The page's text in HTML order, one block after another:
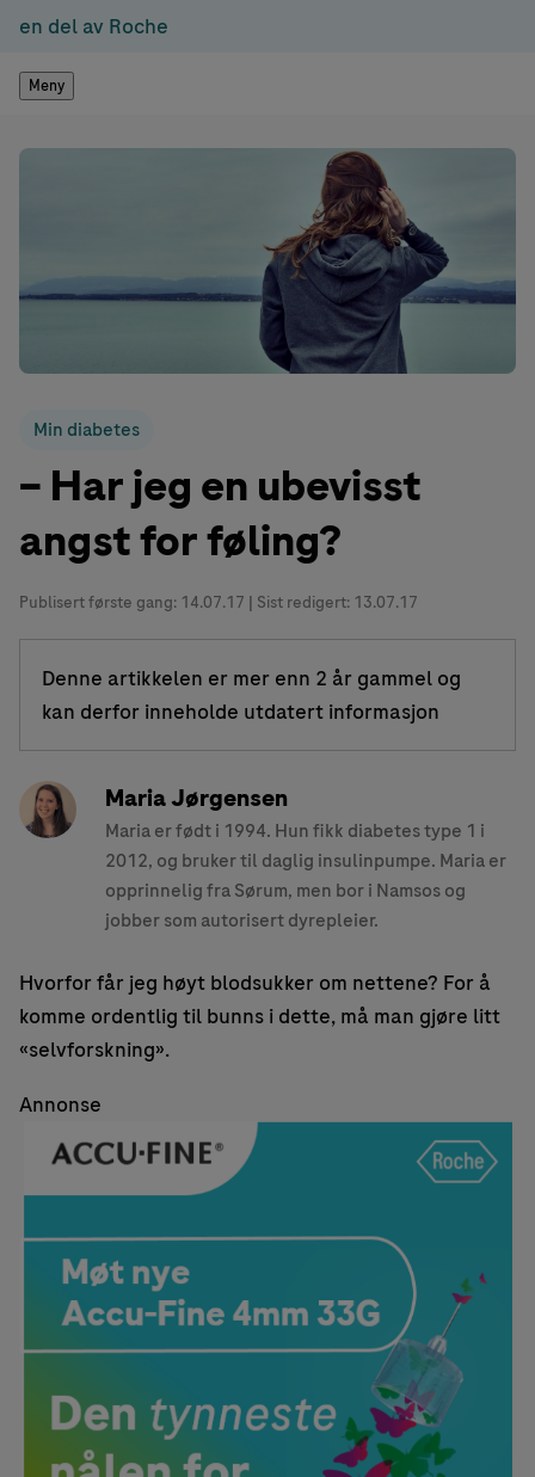
en del av Roche
Meny
Min diabetes
– Har jeg en ubevisst
angst for føling?
Publisert første gang: 14.07.17 | Sist redigert: 13.07.17
Denne artikkelen er mer enn 2 år gammel og
kan derfor inneholde utdatert informasjon
Maria Jørgensen
Maria er født i 1994. Hun fikk diabetes type 1 i
2012, og bruker til daglig insulinpumpe. Maria er
opprinnelig fra Sørum, men bor i Namsos og
jobber som autorisert dyrepleier.
Hvorfor får jeg høyt blodsukker om nettene? For å
komme ordentlig til bunns i dette, må man gjøre litt
«selvforskning».
Annonse